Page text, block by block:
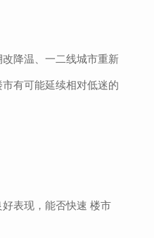
降温、一二线城市重新
有可能延续相对低迷的
表现，能否快速 楼市